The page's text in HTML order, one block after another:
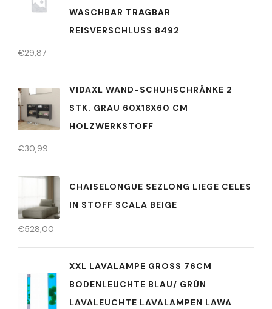
WASCHBAR TRAGBAR
REISVERSCHLUSS 8492
€29,87
VIDAXL WAND-SCHUHSCHRÄNKE 2
STK. GRAU 60X18X60 CM
HOLZWERKSTOFF
€30,99
CHAISELONGUE SEZLONG LIEGE CELES
IN STOFF SCALA BEIGE
€528,00
XXL LAVALAMPE GROSS 76CM B
ODENLEUCHTE BLAU/ GRÜN L
AVALEUCHTE LAVALAMPEN LAWA L